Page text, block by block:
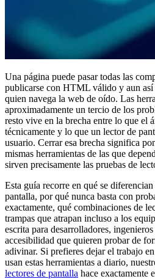
Una página puede pasar todas las
publicarse con HTML válido y aun así
quien navega la web de oído. Las
aproximadamente un tercio de los
resto vive en la brecha entre lo que el
técnicamente y lo que un lector de
usuario. Cerrar esa brecha significa
mismas herramientas de las que
sirven precisamente las pruebas de
Esta guía recorre en qué se
pantalla, por qué nunca basta con
exactamente, qué combinaciones de
trampas que atrapan incluso a los
escrita para desarrolladores,
accesibilidad que quieren probar de
adivinar. Si prefieres dejar el trabajo
usan estas herramientas a diario,
lectores de pantalla hace exactamente